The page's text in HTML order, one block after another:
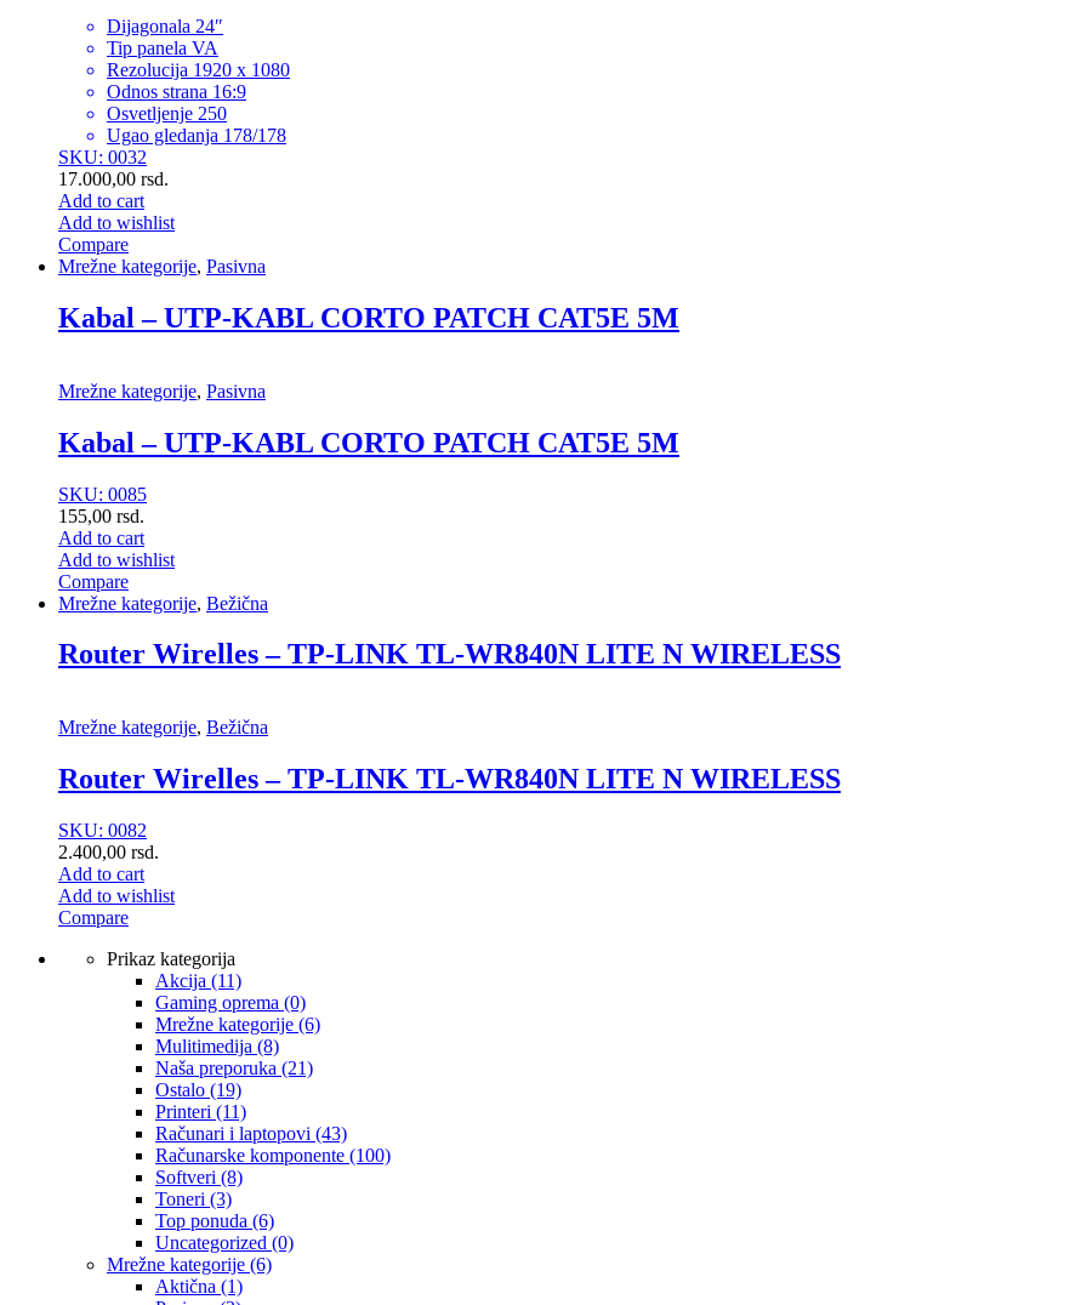
Dijagonala 24″
Tip panela VA
Rezolucija 1920 x 1080
Odnos strana 16:9
Osvetljenje 250
Ugao gledanja 178/178
SKU: 0032
17.000,00 rsd.
Add to cart
Add to wishlist
Compare
Mrežne kategorije, Pasivna
Kabal – UTP-KABL CORTO PATCH CAT5E 5M
Mrežne kategorije, Pasivna
Kabal – UTP-KABL CORTO PATCH CAT5E 5M
SKU: 0085
155,00 rsd.
Add to cart
Add to wishlist
Compare
Mrežne kategorije, Bežična
Router Wirelles – TP-LINK TL-WR840N LITE N WIRELESS
Mrežne kategorije, Bežična
Router Wirelles – TP-LINK TL-WR840N LITE N WIRELESS
SKU: 0082
2.400,00 rsd.
Add to cart
Add to wishlist
Compare
Prikaz kategorija
Akcija (11)
Gaming oprema (0)
Mrežne kategorije (6)
Mulitimedija (8)
Naša preporuka (21)
Ostalo (19)
Printeri (11)
Računari i laptopovi (43)
Računarske komponente (100)
Softveri (8)
Toneri (3)
Top ponuda (6)
Uncategorized (0)
Mrežne kategorije (6)
Aktična (1)